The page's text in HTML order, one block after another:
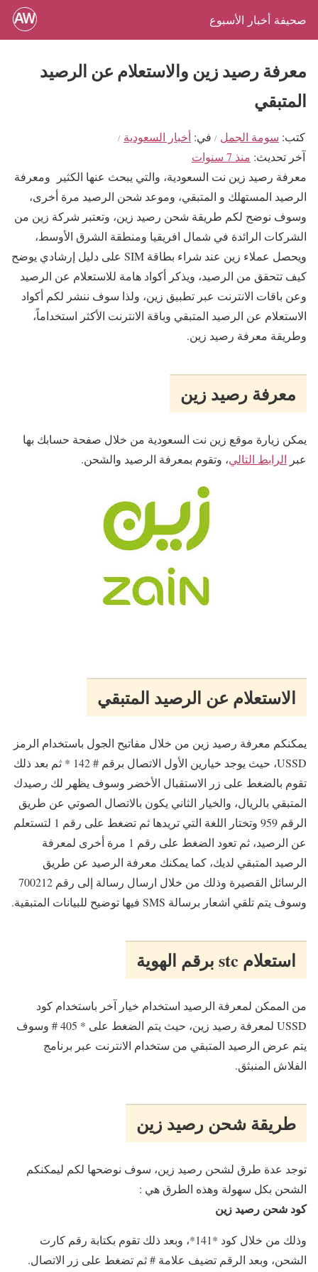
صحيفة أخبار الأسبوع
معرفة رصيد زين والاستعلام عن الرصيد
المتبقي
كتب سومة الجمل في أخبار السعودية
آخر تحديث منذ 7 سنوات
معرفة رصيد زين نت السعودية، والتي يبحث عنها الكثير ومعرفة
الرصيد المستهلك و المتبقي، وموعد شحن الرصيد مرة أخرى،
وسوف نوضح لكم طريقة شحن رصيد زين، وتعتبر شركة زين من
الشركات الرائدة في شمال افريقيا ومنطقة الشرق الأوسط،
ويحصل عملاء زين عند شراء بطاقة SIM على دليل إرشادي يوضح
كيف تتحقق من الرصيد، ويذكر أكواد هامة للاستعلام عن الرصيد
وعن باقات الانترنت عبر تطبيق زين، ولذا سوف ننشر لكم أكواد
الاستعلام عن الرصيد المتبقي وباقة الانترنت الأكثر استخداماً،
وطريقة معرفة رصيد زين.
معرفة رصيد زين
يمكن زيارة موقع زين نت السعودية من خلال صفحة حسابك بها
عبر الرابط التالي، وتقوم بمعرفة الرصيد والشحن.
الاستعلام عن الرصيد المتبقي
يمكنكم معرفة رصيد زين من خلال مفاتيح الجول باستخدام الرمز
USSD، حيث يوجد خيارين الأول الاتصال برقم # 142 * ثم بعد ذلك
تقوم بالضغط على زر الاستقبال الأخضر وسوف يظهر لك رصيدك
المتبقي بالريال، والخيار الثاني يكون بالاتصال الصوتي عن طريق
الرقم 959 وتختار اللغة التي تريدها ثم تضغط على رقم 1 لتستعلم
عن الرصيد، ثم تعود الضغط على رقم 1 مرة أخرى لمعرفة
الرصيد المتبقي لديك، كما يمكنك معرفة الرصيد عن طريق
الرسائل القصيرة وذلك من خلال ارسال رسالة إلى رقم 700212
وسوف يتم تلقي اشعار برسالة SMS فيها توضيح للبيانات المتبقية.
استعلام stc برقم الهوية
من الممكن لمعرفة الرصيد استخدام خيار آخر باستخدام كود
USSD لمعرفة رصيد زين، حيث يتم الضغط على * 405 # وسوف
يتم عرض الرصيد المتبقي من ستخدام الانترنت عبر برنامج
الفلاش المنبثق.
طريقة شحن رصيد زين
توجد عدة طرق لشحن رصيد زين، سوف نوضحها لكم ليمكنكم
الشحن بكل سهولة وهذه الطرق هي :
كود شحن رصيد زين
وذلك من خلال كود *141*، وبعد ذلك تقوم بكتابة رقم كارت
الشحن، وبعد الرقم تضيف علامة # ثم تضغط على زر الاتصال.